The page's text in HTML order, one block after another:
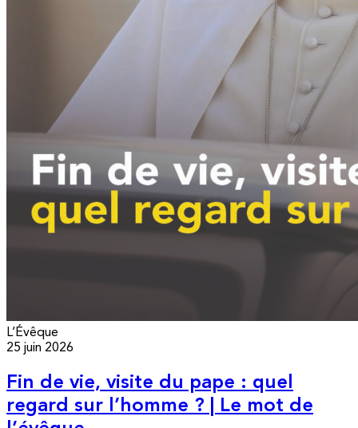
L’Évêque
25 juin 2026
Fin de vie, visite du pape : quel
regard sur l’homme ? | Le mot de